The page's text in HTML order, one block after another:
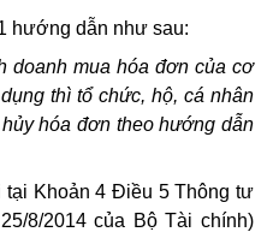
hướng dẫn như sau:
doanh mua hóa đơn của cơ
thì tổ chức, hộ, cá nhân
hóa đơn theo hướng dẫn
Khoản 4 Điều 5 Thông tư
8/2014 của Bộ Tài chính)